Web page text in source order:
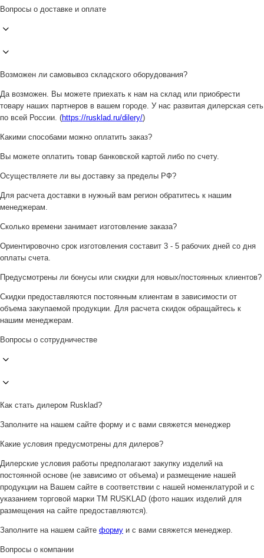
Вопросы о доставке и оплате
Возможен ли самовывоз складского оборудования?
Да возможен. Вы можете приехать к нам на склад или приобрести
товару наших партнеров в вашем городе. У нас развитая дилерская сеть
по всей России. (https://rusklad.ru/dilery/)
Какими способами можно оплатить заказ?
Вы можете оплатить товар банковской картой либо по счету.
Осуществляете ли вы доставку за пределы РФ?
Для расчета доставки в нужный вам регион обратитесь к нашим
менеджерам.
Сколько времени занимает изготовление заказа?
Ориентировочно срок изготовления составит 3 - 5 рабочих дней со дня
оплаты счета.
Предусмотрены ли бонусы или скидки для новых/постоянных клиентов?
Скидки предоставляются постоянным клиентам в зависимости от
объема закупаемой продукции. Для расчета скидок обращайтесь к
нашим менеджерам.
Вопросы о сотрудничестве
Как стать дилером Rusklad?
Заполните на нашем сайте форму и с вами свяжется менеджер
Какие условия предусмотрены для дилеров?
Дилерские условия работы предполагают закупку изделий на
постоянной основе (не зависимо от объема) и размещение нашей
продукции на Вашем сайте в соответствии с нашей номенклатурой и с
указанием торговой марки ТМ RUSKLAD (фото наших изделий для
размещения на сайте предоставляются).
Заполните на нашем сайте форму и с вами свяжется менеджер.
Вопросы о компании